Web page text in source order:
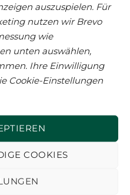
auszuspielen. Für
nutzen wir Brevo
wie
unten auswählen,
Ihre Einwilligung
Cookie-Einstellungen
COOKIES
durch:
online-marketing-